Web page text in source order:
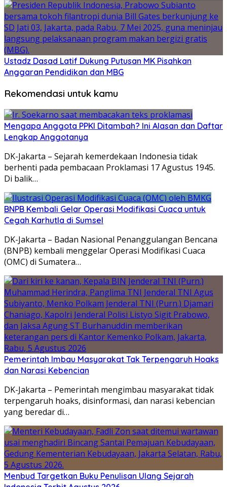
Ustadz Dasad Latif Dukung Putusan MK Pisahkan
Anggaran Pendidikan dan MBG
Rekomendasi untuk kamu
Mengapa Anggota PPKI Ditambah? Ini Alasan dan Daftar
Lengkap Anggotanya
DK-Jakarta – Sejarah kemerdekaan Indonesia tidak
berhenti pada pembacaan Proklamasi 17 Agustus 1945.
Di balik…
BNPB Kembali Gelar Operasi Modifikasi Cuaca untuk
Cegah Karhutla di Sumsel
DK-Jakarta – Badan Nasional Penanggulangan Bencana
(BNPB) kembali menggelar Operasi Modifikasi Cuaca
(OMC) di Sumatera…
Pemerintah Imbau Masyarakat Tak Terpengaruh Hoaks
dan Narasi Kebencian
DK-Jakarta – Pemerintah mengimbau masyarakat tidak
terpengaruh hoaks, disinformasi, dan narasi kebencian
yang beredar di…
Menbud Targetkan Buku Penulisan Ulang Sejarah